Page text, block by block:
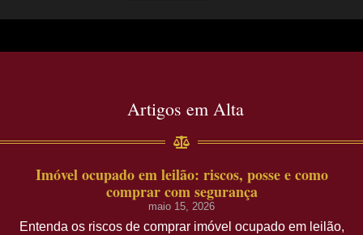
Artigos em Alta
Imóvel ocupado em leilão: riscos, posse e como
comprar com segurança
maio 15, 2026
Entenda os riscos de comprar imóvel ocupado em leilão,